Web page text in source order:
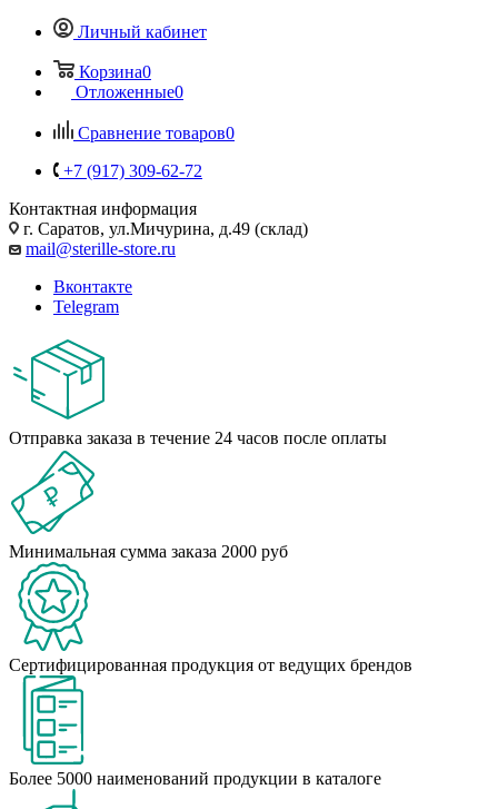
Личный кабинет
Корзина0
Отложенные0
Сравнение товаров0
+7 (917) 309-62-72
Контактная информация
г. Саратов, ул.Мичурина, д.49 (склад)
mail@sterille-store.ru
Вконтакте
Telegram
Отправка заказа в течение 24 часов после оплаты
Минимальная сумма заказа 2000 руб
Сертифицированная продукция от ведущих брендов
Более 5000 наименований продукции в каталоге